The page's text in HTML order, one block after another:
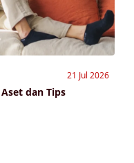
21 Jul 2026
dan Tips